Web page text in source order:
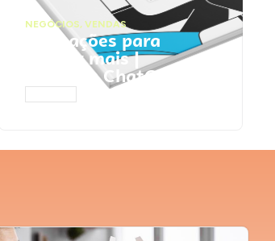
NEGÓCIOS, VENDAS
Faça ações para
vender mais |
Prompts ChatGPT